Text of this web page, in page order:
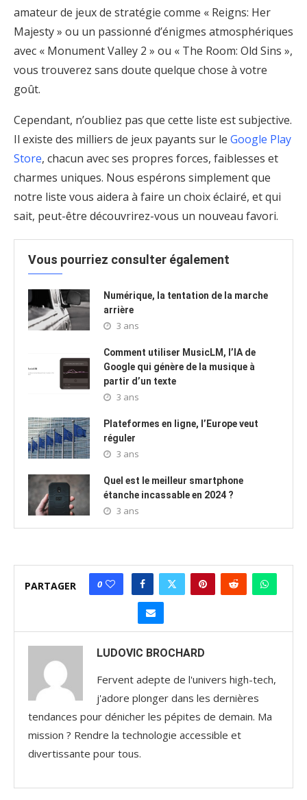
amateur de jeux de stratégie comme « Reigns: Her
Majesty » ou un passionné d’énigmes atmosphériques
avec « Monument Valley 2 » ou « The Room: Old Sins »,
vous trouverez sans doute quelque chose à votre
goût.
Cependant, n’oubliez pas que cette liste est subjective.
Il existe des milliers de jeux payants sur le Google Play
Store, chacun avec ses propres forces, faiblesses et
charmes uniques. Nous espérons simplement que
notre liste vous aidera à faire un choix éclairé, et qui
sait, peut-être découvrirez-vous un nouveau favori.
Vous pourriez consulter également
Numérique, la tentation de la marche
arrière
3 ans
Comment utiliser MusicLM, l’IA de
Google qui génère de la musique à
partir d’un texte
3 ans
Plateformes en ligne, l’Europe veut
réguler
3 ans
Quel est le meilleur smartphone
étanche incassable en 2024 ?
3 ans
PARTAGER 0
LUDOVIC BROCHARD
Fervent adepte de l'univers high-tech,
j'adore plonger dans les dernières
tendances pour dénicher les pépites de demain. Ma
mission ? Rendre la technologie accessible et
divertissante pour tous.